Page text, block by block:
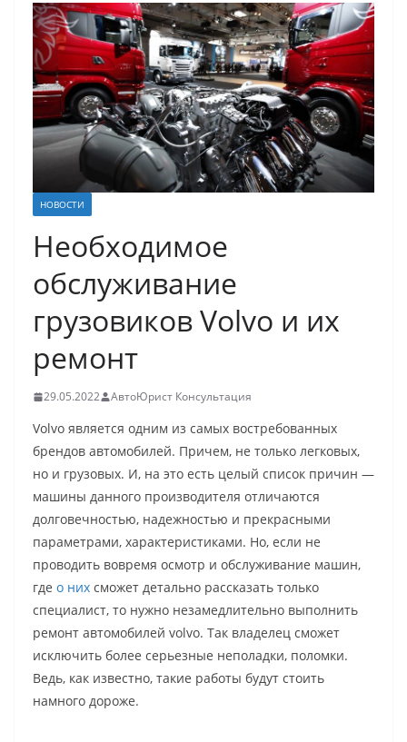
НОВОСТИ
Необходимое
обслуживание
грузовиков Volvo и их
ремонт
29.05.2022 АвтоЮрист Консультация
Volvo является одним из самых востребованных
брендов автомобилей. Причем, не только легковых,
но и грузовых. И, на это есть целый список причин —
машины данного производителя отличаются
долговечностью, надежностью и прекрасными
параметрами, характеристиками. Но, если не
проводить вовремя осмотр и обслуживание машин,
где о них сможет детально рассказать только
специалист, то нужно незамедлительно выполнить
ремонт автомобилей volvo. Так владелец сможет
исключить более серьезные неполадки, поломки.
Ведь, как известно, такие работы будут стоить
намного дороже.